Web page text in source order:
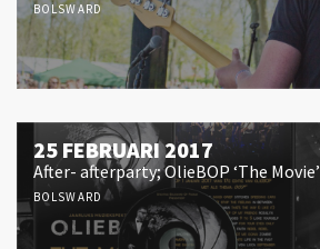
BOLSWARD
25 FEBRUARI 2017
After- afterparty; OlieBOP ‘The Movie’
BOLSWARD